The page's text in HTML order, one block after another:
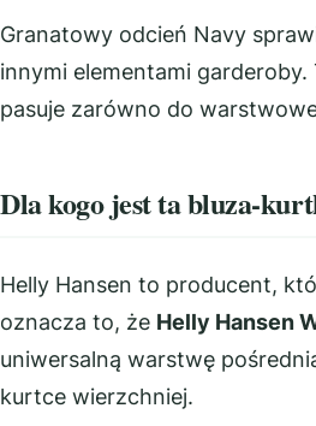
Granatowy odcień Navy
innymi elementami
pasuje zarówno do
Dla kogo jest ta bluza-
Helly Hansen to producent,
oznacza to, że Helly Hansen
uniwersalną warstwę
kurtce wierzchniej.